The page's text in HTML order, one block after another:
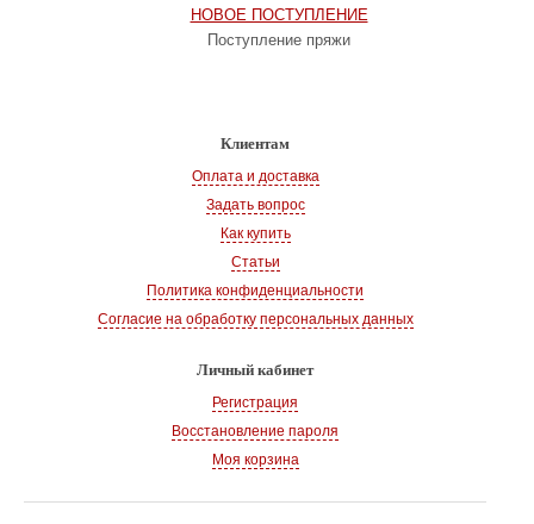
НОВОЕ ПОСТУПЛЕНИЕ
Поступление пряжи
Клиентам
Оплата и доставка
Задать вопрос
Как купить
Статьи
Политика конфиденциальности
Согласие на обработку персональных данных
Личный кабинет
Регистрация
Восстановление пароля
Моя корзина